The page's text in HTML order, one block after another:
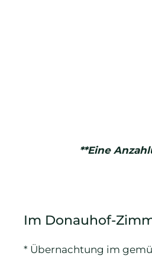
**Eine
Im Donauhof-
* Übernachtung im